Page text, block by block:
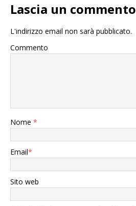
Lascia un commento
L'indirizzo email non sarà pubblicato.
Commento
Nome *
Email*
Sito web